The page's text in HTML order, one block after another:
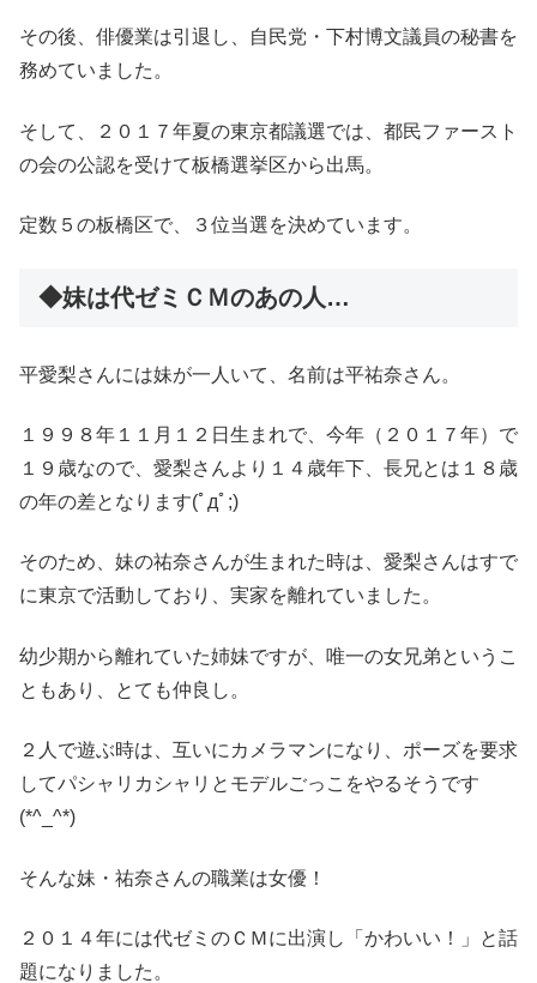
その後、俳優業は引退し、自民党・下村博文議員の秘書を
務めていました。
そして、２０１７年夏の東京都議選では、都民ファースト
の会の公認を受けて板橋選挙区から出馬。
定数５の板橋区で、３位当選を決めています。
◆妹は代ゼミＣＭのあの人…
平愛梨さんには妹が一人いて、名前は平祐奈さん。
１９９８年１１月１２日生まれで、今年（２０１７年）で
１９歳なので、愛梨さんより１４歳年下、長兄とは１８歳
の年の差となります(ﾟдﾟ;)
そのため、妹の祐奈さんが生まれた時は、愛梨さんはすで
に東京で活動しており、実家を離れていました。
幼少期から離れていた姉妹ですが、唯一の女兄弟というこ
ともあり、とても仲良し。
２人で遊ぶ時は、互いにカメラマンになり、ポーズを要求
してパシャリカシャリとモデルごっこをやるそうです
(*^_^*)
そんな妹・祐奈さんの職業は女優！
２０１４年には代ゼミのＣＭに出演し「かわいい！」と話
題になりました。